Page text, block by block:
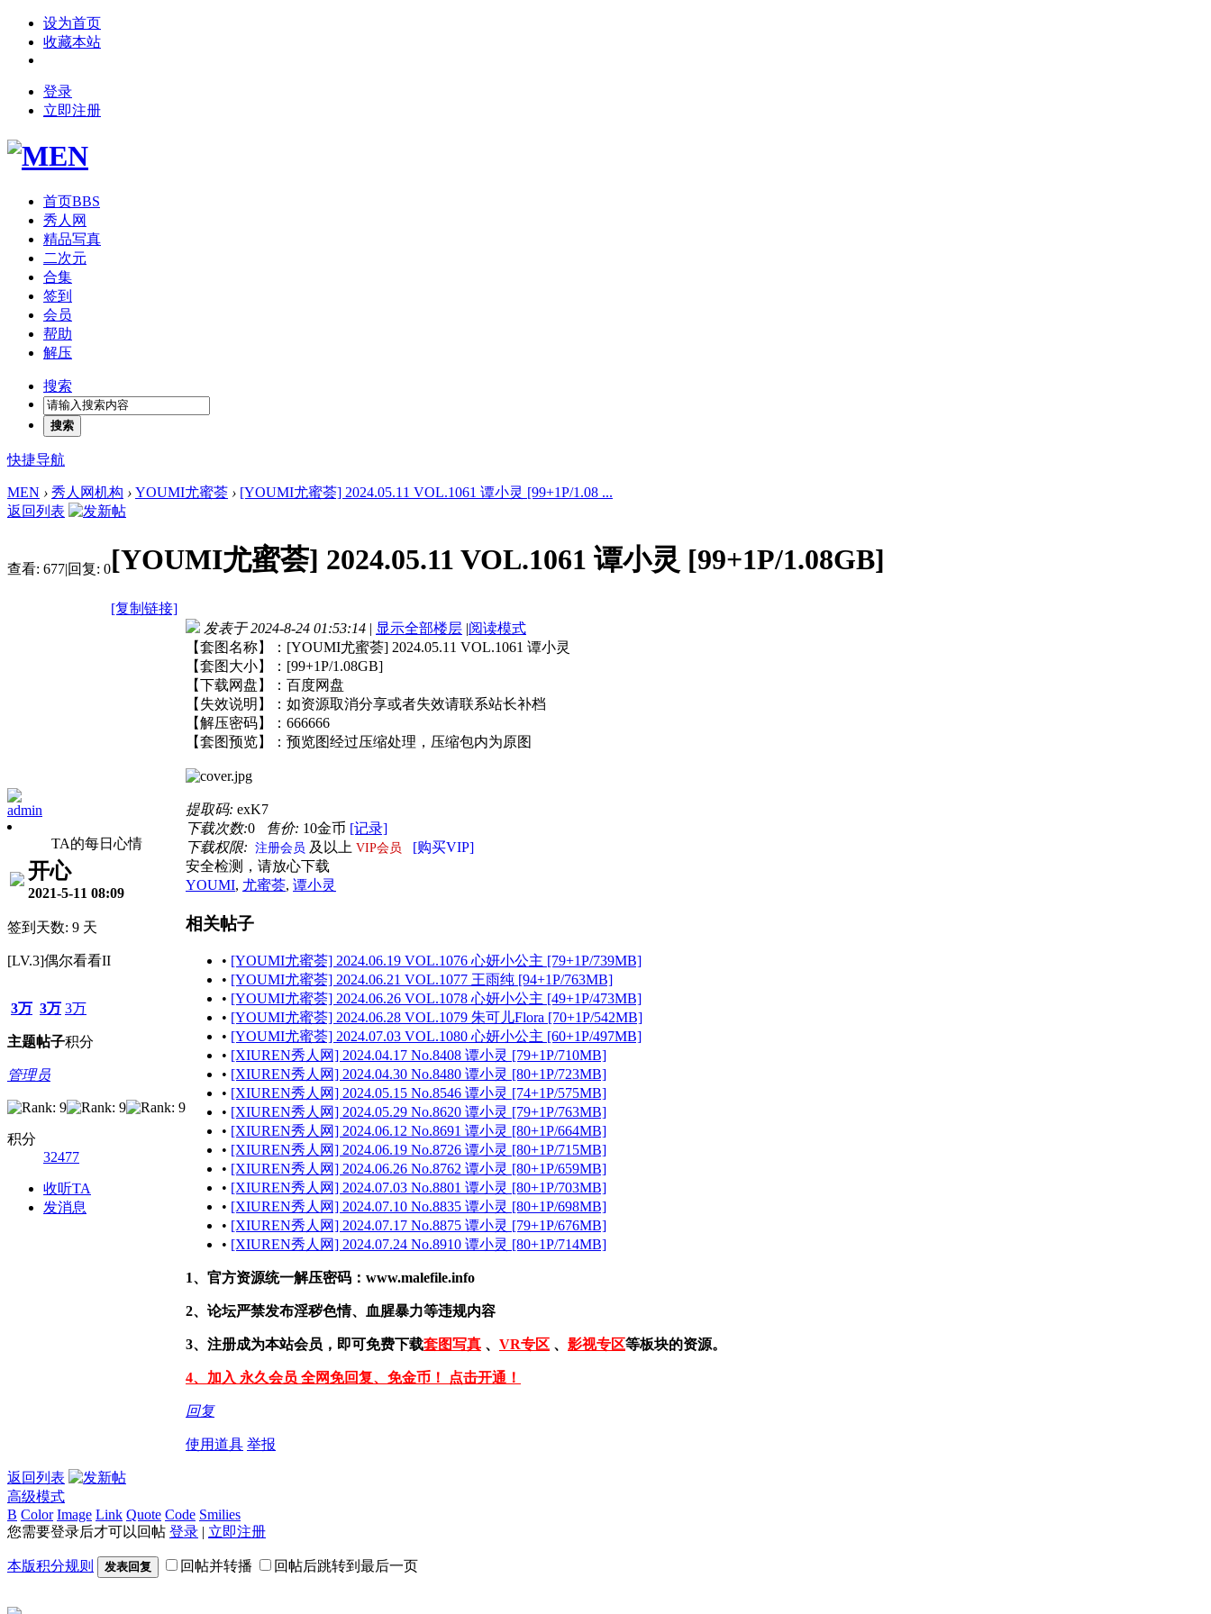
设为首页
收藏本站
登录
立即注册
首页BBS
秀人网
精品写真
二次元
合集
签到
会员
帮助
解压
搜索
搜索
快捷导航
MEN › 秀人网机构 › YOUMI尤蜜荟 › [YOUMI尤蜜荟] 2024.05.11 VOL.1061 谭小灵 [99+1P/1.08 ...
返回列表
查看: 677|回复: 0[YOUMI尤蜜荟] 2024.05.11 VOL.1061 谭小灵 [99+1P/1.08GB]
[复制链接]
admin
TA的每日心情
开心
2021-5-11 08:09
签到天数: 9 天
[LV.3]偶尔看看II
3万
主题
3万
帖子
3万
积分
管理员
积分
32477
收听TA
发消息
发表于 2024-8-24 01:53:14 | 显示全部楼层 |阅读模式
【套图名称】：[YOUMI尤蜜荟] 2024.05.11 VOL.1061 谭小灵
【套图大小】：[99+1P/1.08GB]
【下载网盘】：百度网盘
【失效说明】：如资源取消分享或者失效请联系站长补档
【解压密码】：666666
【套图预览】：预览图经过压缩处理，压缩包内为原图
提取码: exK7
下载次数:0 售价: 10金币 [记录]
下载权限: 注册会员 及以上 VIP会员
[购买VIP]
安全检测，请放心下载
YOUMI, 尤蜜荟, 谭小灵
相关帖子
• [YOUMI尤蜜荟] 2024.06.19 VOL.1076 心妍小公主 [79+1P/739MB]
• [YOUMI尤蜜荟] 2024.06.21 VOL.1077 王雨纯 [94+1P/763MB]
• [YOUMI尤蜜荟] 2024.06.26 VOL.1078 心妍小公主 [49+1P/473MB]
• [YOUMI尤蜜荟] 2024.06.28 VOL.1079 朱可儿Flora [70+1P/542MB]
• [YOUMI尤蜜荟] 2024.07.03 VOL.1080 心妍小公主 [60+1P/497MB]
• [XIUREN秀人网] 2024.04.17 No.8408 谭小灵 [79+1P/710MB]
• [XIUREN秀人网] 2024.04.30 No.8480 谭小灵 [80+1P/723MB]
• [XIUREN秀人网] 2024.05.15 No.8546 谭小灵 [74+1P/575MB]
• [XIUREN秀人网] 2024.05.29 No.8620 谭小灵 [79+1P/763MB]
• [XIUREN秀人网] 2024.06.12 No.8691 谭小灵 [80+1P/664MB]
• [XIUREN秀人网] 2024.06.19 No.8726 谭小灵 [80+1P/715MB]
• [XIUREN秀人网] 2024.06.26 No.8762 谭小灵 [80+1P/659MB]
• [XIUREN秀人网] 2024.07.03 No.8801 谭小灵 [80+1P/703MB]
• [XIUREN秀人网] 2024.07.10 No.8835 谭小灵 [80+1P/698MB]
• [XIUREN秀人网] 2024.07.17 No.8875 谭小灵 [79+1P/676MB]
• [XIUREN秀人网] 2024.07.24 No.8910 谭小灵 [80+1P/714MB]
1、官方资源统一解压密码：www.malefile.info
2、论坛严禁发布淫秽色情、血腥暴力等违规内容
3、注册成为本站会员，即可免费下载套图写真 、 VR专区 、 影视专区等板块的资源。
4、加入 永久会员 全网免回复、免金币！ 点击开通！
回复
使用道具 举报
返回列表
高级模式
B Color Image Link Quote Code Smilies
您需要登录后才可以回帖 登录 | 立即注册
本版积分规则 发表回复 回帖并转播 回帖后跳转到最后一页